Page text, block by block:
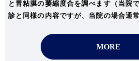
と胃粘膜の萎縮度合を調べます（当院
診と同様の内容ですが、当院の場合通
MORE